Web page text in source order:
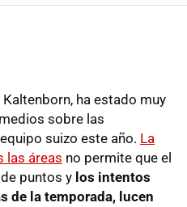
ha estado muy
sobre las
suizo este año. La
las áreas no permite que el
puntos y los intentos
de la temporada, lucen